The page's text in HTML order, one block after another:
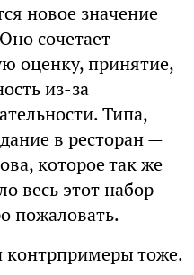
новое значение
сочетает
оценку, принятие,
из-за
Типа,
в ресторан —
которое так же
весь этот набор
пожаловать.
тоже.